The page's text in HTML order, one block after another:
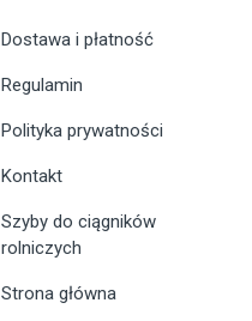
Dostawa i płatność
Regulamin
Polityka prywatności
Kontakt
Szyby do ciągników
rolniczych
Strona główna